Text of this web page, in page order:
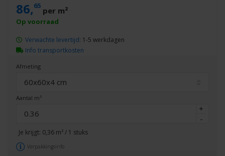
Afmeting
60x60x4 cm
Aantal m²
+
-
Je krijgt: 0,36 m² / 1 stuks
Verpakkingsinfo
86,65 per m²
Verwachte levertijd: 1-5 werkdagen
Info transportkosten